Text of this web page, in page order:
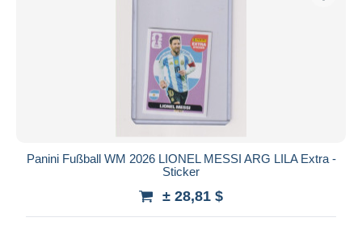
Panini Fußball WM 2026 LIONEL MESSI ARG LILA Extra -
Sticker
± 28,81 $